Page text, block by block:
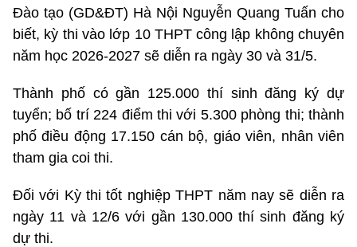
Đào tạo (GD&ĐT) Hà Nội Nguyễn Quang Tuấn cho
biết, kỳ thi vào lớp 10 THPT công lập không chuyên
năm học 2026-2027 sẽ diễn ra ngày 30 và 31/5.
Thành phố có gần 125.000 thí sinh đăng ký dự
tuyển; bố trí 224 điểm thi với 5.300 phòng thi; thành
phố điều động 17.150 cán bộ, giáo viên, nhân viên
tham gia coi thi.
Đối với Kỳ thi tốt nghiệp THPT năm nay sẽ diễn ra
ngày 11 và 12/6 với gần 130.000 thí sinh đăng ký
dự thi.